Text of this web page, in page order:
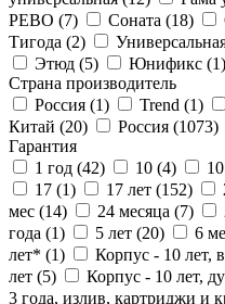
РЕВО (7) Соната (18)
Тигода (2)
Этюд (5) Юнификс (1)
Страна производитель
Россия (1) Trend (1)
Китай (20) Россия (1073)
Гарантия
1 год (42) 10 (4)
17 (1) 17 лет (152)
мес (14) 24 месяца (7)
года (1) 5 лет (20) 6
лет* (1)
Корпус - 10 лет,
лет (5)
Корпус - 10 лет,
3 года, излив, картриджи и